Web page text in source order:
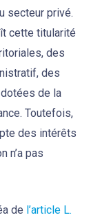
secteur privé.
cette titularité
des
des
de la
Toutefois,
des intérêts
n’a pas
de l’article L.